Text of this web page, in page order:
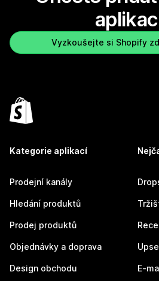
Vyzkoušejte si Shopify
Kategorie aplikací
Prodejní kanály
Hledání produktů
Prodej produktů
Objednávky a doprava
Design obchodu E-